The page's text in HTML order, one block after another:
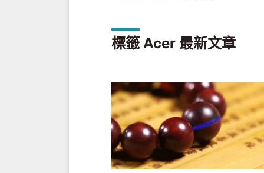
標籤 Acer 最新文章